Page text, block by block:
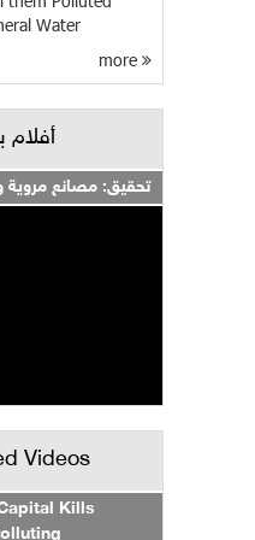
Water
أفلام
تحقيق: مصانع
Videos
Kills